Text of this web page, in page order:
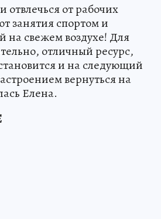
отвлечься от рабочих
занятия спортом и
на свежем воздухе! Для
отличный ресурс,
и на следующий
вернуться на
Елена.